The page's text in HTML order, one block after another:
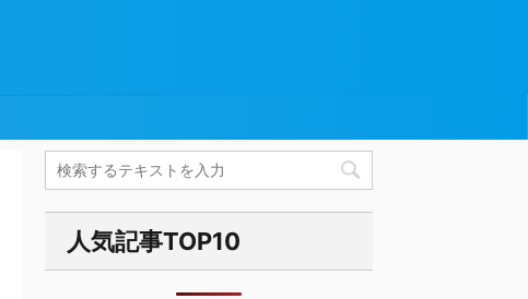
人気記事TOP10